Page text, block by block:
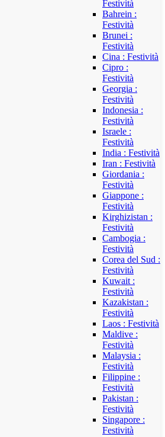
Festività
Bahrein :
Festività
Brunei :
Festività
Cina : Festività
Cipro :
Festività
Georgia :
Festività
Indonesia :
Festività
Israele :
Festività
India : Festività
Iran : Festività
Giordania :
Festività
Giappone :
Festività
Kirghizistan :
Festività
Cambogia :
Festività
Corea del Sud :
Festività
Kuwait :
Festività
Kazakistan :
Festività
Laos : Festività
Maldive :
Festività
Malaysia :
Festività
Filippine :
Festività
Pakistan :
Festività
Singapore :
Festività